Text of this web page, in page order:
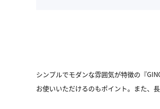
シンプルでモダンな雰囲気が特徴の『
お使いいただけるのもポイント。また、